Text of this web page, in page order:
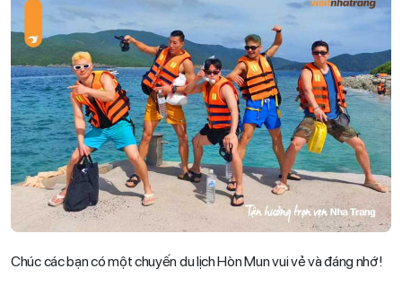
Chúc các bạn có một chuyến du lịch Hòn Mun vui vẻ và đáng nhớ!